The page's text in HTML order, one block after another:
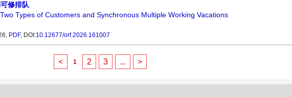
修排队
Types of Customers and Synchronous Multiple Working Vacations
PDF, DOI:10.12677/orf.2026.161007
< 1 2 3 ... >